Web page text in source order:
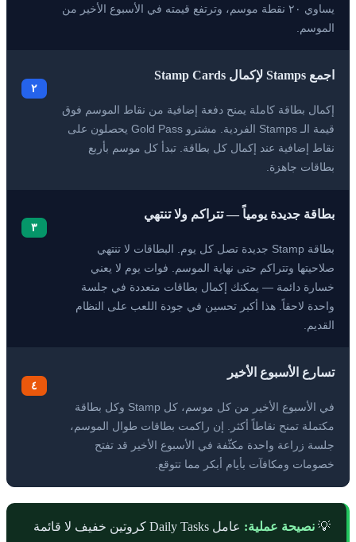
يساوي ٢٠ نقطة موسم، وترتفع قيمته في الأسبوع الأخير من
الموسم.
اجمع Stamps لإكمال Stamp Cards
إكمال بطاقة كاملة يمنح دفعة إضافية من نقاط الموسم فوق
قيمة الـ Stamps الفردية. مشترو Gold Pass يحصلون على
نقاط إضافية عند إكمال كل بطاقة. تبدأ كل موسم بأربع
بطاقات جاهزة.
٢
بطاقة جديدة يومياً — تتراكم ولا تنتهي
بطاقة Stamp جديدة تصل كل يوم. البطاقات لا تنتهي
صلاحيتها وتتراكم حتى نهاية الموسم. فوات يوم لا يعني
خسارة دائمة — يمكنك إكمال بطاقات متعددة في جلسة
واحدة لاحقاً. هذا أكبر تحسين في جودة اللعب على النظام
القديم.
٣
تسارع الأسبوع الأخير
في الأسبوع الأخير من كل موسم، كل Stamp وكل بطاقة
مكتملة تمنح نقاطاً أكثر. إن راكمت بطاقات طوال الموسم،
جلسة زراعة واحدة مكثّفة في الأسبوع الأخير قد تفتح
خصومات ومكافآت بأيام أبكر مما تتوقع.
٤
💡 نصيحة عملية:
عامل Daily Tasks كروتين خفيف لا قائمة